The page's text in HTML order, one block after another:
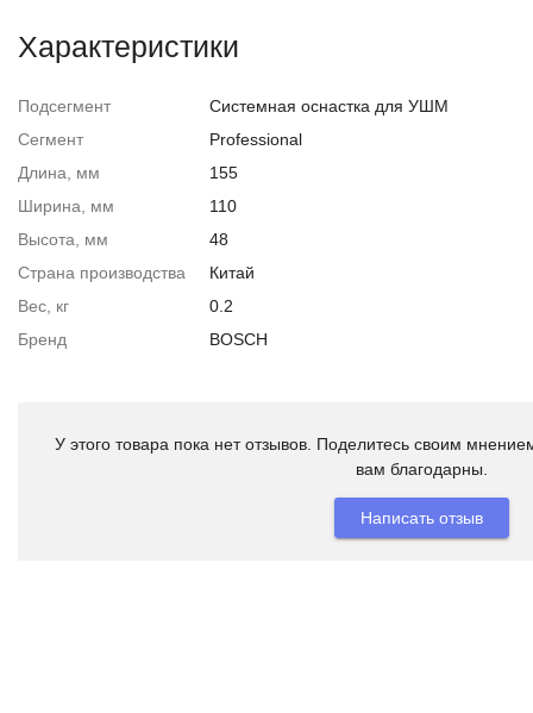
Характеристики
Подсегмент
Системная оснастка для УШМ
Сегмент
Professional
Длина, мм
155
Ширина, мм
110
Высота, мм
48
Страна производства
Китай
Вес, кг
0.2
Бренд
BOSCH
У этого товара пока нет отзывов. Поделитесь своим
вам благодарны.
Написать отзыв